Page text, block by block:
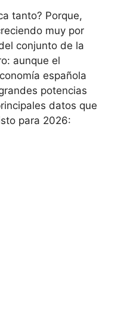
tanto? Porque,
muy por
conjunto de la
aunque el
española
potencias
datos que
para 2026: